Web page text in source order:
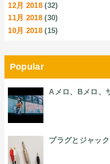
12月 2018 (32)
11月 2018 (30)
10月 2018 (15)
Popular
Aメロ、Bメロ、
プラグとジャッ